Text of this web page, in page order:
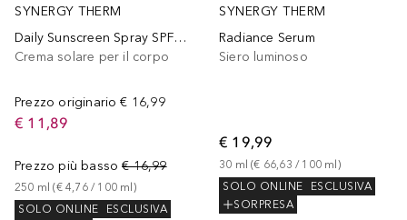
SYNERGY THERM
Daily Sunscreen Spray SPF30
Crema solare per il corpo
Prezzo originario € 16,99
€ 11,89
Prezzo più basso € 16,99
250 ml (€ 4,76 / 100 ml)
SOLO ONLINE
ESCLUSIVA
SYNERGY THERM
Radiance Serum
Siero luminoso
€ 19,99
30 ml (€ 66,63 / 100 ml)
SOLO ONLINE
ESCLUSIVA
SORPRESA